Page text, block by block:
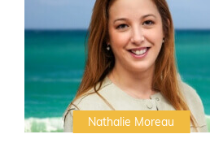
Nathalie Moreau